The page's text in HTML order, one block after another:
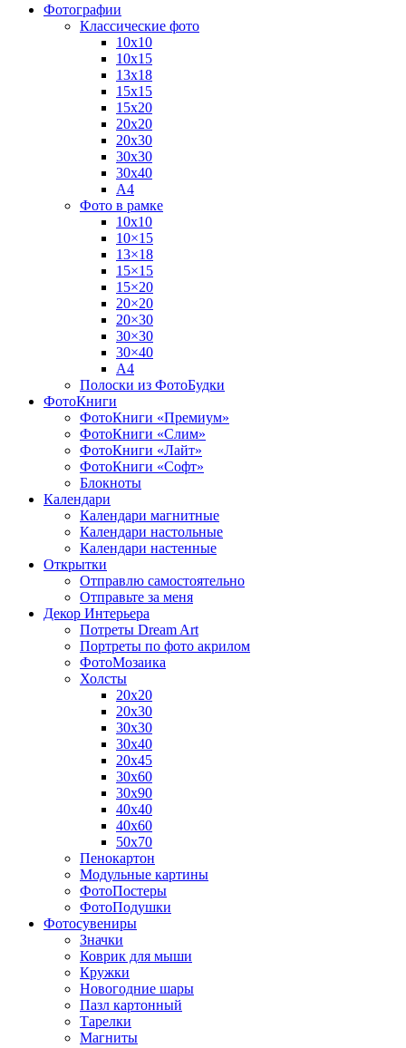
Фотографии
Классические фото
10х10
10х15
13х18
15х15
15х20
20х20
20х30
30х30
30х40
А4
Фото в рамке
10х10
10×15
13×18
15×15
15×20
20×20
20×30
30×30
30×40
A4
Полоски из ФотоБудки
ФотоКниги
ФотоКниги «Премиум»
ФотоКниги «Слим»
ФотоКниги «Лайт»
ФотоКниги «Софт»
Блокноты
Календари
Календари магнитные
Календари настольные
Календари настенные
Открытки
Отправлю самостоятельно
Отправьте за меня
Декор Интерьера
Потреты Dream Art
Портреты по фото акрилом
ФотоМозаика
Холсты
20х20
20х30
30х30
30х40
20х45
30х60
30х90
40х40
40х60
50х70
Пенокартон
Модульные картины
ФотоПостеры
ФотоПодушки
Фотоcувениры
Значки
Коврик для мыши
Кружки
Новогодние шары
Пазл картонный
Тарелки
Магниты